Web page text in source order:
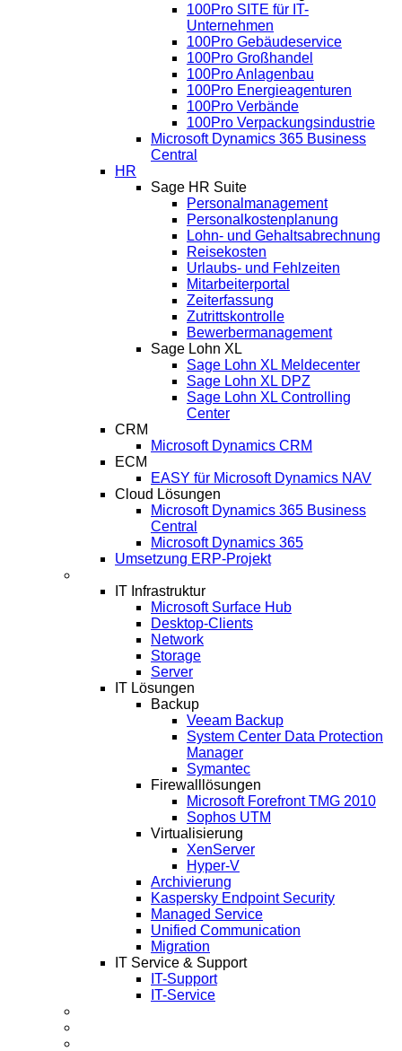
100Pro SITE für IT-
Unternehmen
100Pro Gebäudeservice
100Pro Großhandel
100Pro Anlagenbau
100Pro Energieagenturen
100Pro Verbände
100Pro Verpackungsindustrie
Microsoft Dynamics 365 Business
Central
HR
Sage HR Suite
Personalmanagement
Personalkostenplanung
Lohn- und Gehaltsabrechnung
Reisekosten
Urlaubs- und Fehlzeiten
Mitarbeiterportal
Zeiterfassung
Zutrittskontrolle
Bewerbermanagement
Sage Lohn XL
Sage Lohn XL Meldecenter
Sage Lohn XL DPZ
Sage Lohn XL Controlling
Center
CRM
Microsoft Dynamics CRM
ECM
EASY für Microsoft Dynamics NAV
Cloud Lösungen
Microsoft Dynamics 365 Business
Central
Microsoft Dynamics 365
Umsetzung ERP-Projekt
IT Infrastruktur
Microsoft Surface Hub
Desktop-Clients
Network
Storage
Server
IT Lösungen
Backup
Veeam Backup
System Center Data Protection
Manager
Symantec
Firewalllösungen
Microsoft Forefront TMG 2010
Sophos UTM
Virtualisierung
XenServer
Hyper-V
Archivierung
Kaspersky Endpoint Security
Managed Service
Unified Communication
Migration
IT Service & Support
IT-Support
IT-Service